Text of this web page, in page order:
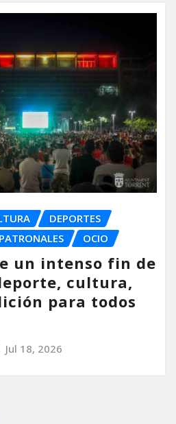
DEPORTES
OCIO
un intenso fin de
cultura,
para todos
Jul 18, 2026